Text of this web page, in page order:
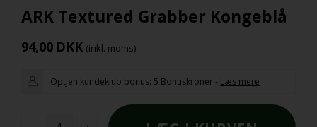
ARK Textured Grabber Kongeblå
94,00 DKK (inkl. moms)
Optjen kundeklub bonus: 5 Bonuskroner - Læs mere